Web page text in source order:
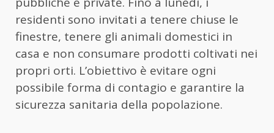
residenti sono invitati a tenere chiuse le
finestre, tenere gli animali domestici in
casa e non consumare prodotti coltivati nei
propri orti. L’obiettivo è evitare ogni
possibile forma di contagio e garantire la
sicurezza sanitaria della popolazione.